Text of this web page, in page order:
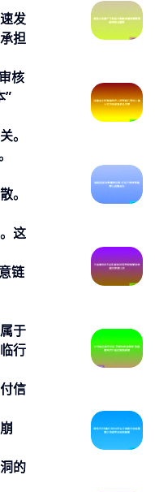
发
担
核
”
。
。
这
链
于
行
信
的